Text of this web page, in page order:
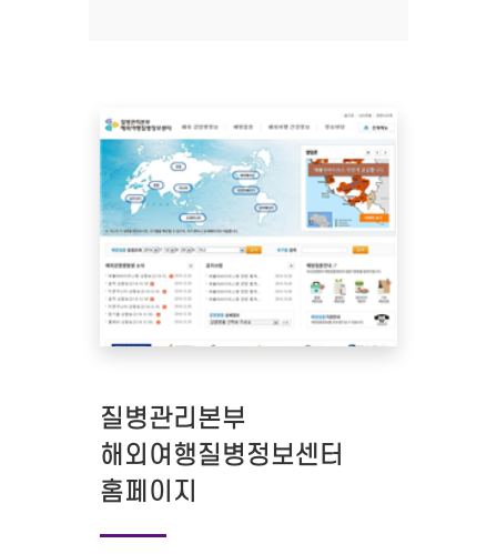
질병관리본부
해외여행질병정보센터
홈페이지